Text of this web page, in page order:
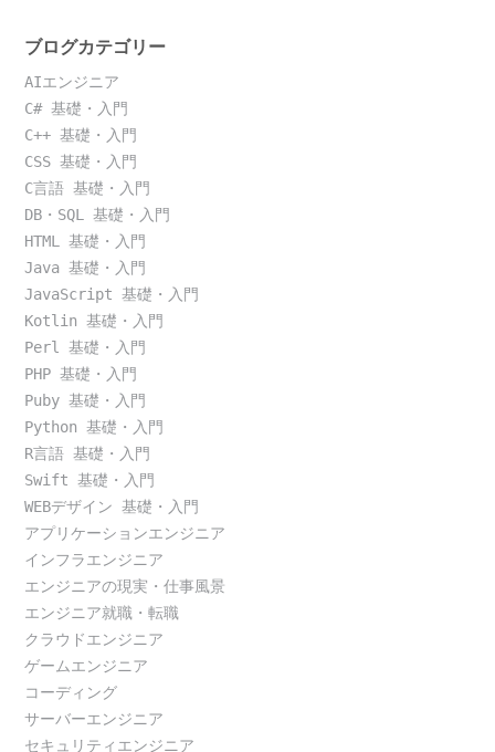
ブログカテゴリー
AIエンジニア
C# 基礎・入門
C++ 基礎・入門
CSS 基礎・入門
C言語 基礎・入門
DB・SQL 基礎・入門
HTML 基礎・入門
Java 基礎・入門
JavaScript 基礎・入門
Kotlin 基礎・入門
Perl 基礎・入門
PHP 基礎・入門
Puby 基礎・入門
Python 基礎・入門
R言語 基礎・入門
Swift 基礎・入門
WEBデザイン 基礎・入門
アプリケーションエンジニア
インフラエンジニア
エンジニアの現実・仕事風景
エンジニア就職・転職
クラウドエンジニア
ゲームエンジニア
コーディング
サーバーエンジニア
セキュリティエンジニア